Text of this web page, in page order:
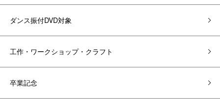
ダンス振付DVD対象
工作・ワークショップ・クラフト
卒業記念